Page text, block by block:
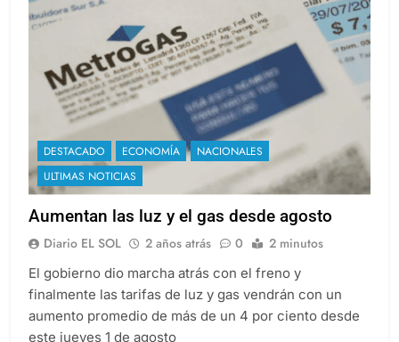
DESTACADO ECONOMÍA
NACIONALES
ULTIMAS NOTICIAS
Aumentan las luz y el gas desde agosto
Diario EL SOL 2 años atrás 0 2 minutos
El gobierno dio marcha atrás con el freno y
finalmente las tarifas de luz y gas vendrán con un
aumento promedio de más de un 4 por ciento desde
este jueves 1 de agosto